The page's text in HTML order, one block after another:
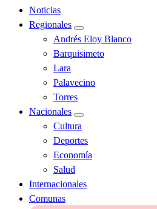
Noticias
Regionales
Andrés Eloy Blanco
Barquisimeto
Lara
Palavecino
Torres
Nacionales
Cultura
Deportes
Economía
Salud
Internacionales
Comunas